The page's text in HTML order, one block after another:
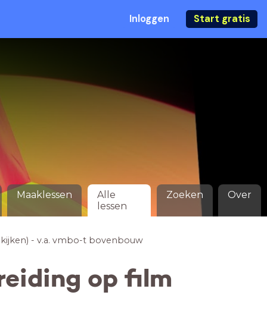
Inloggen Start gratis
Maaklessen
Alle
lessen
Zoeken Over
- v.a. vmbo-t bovenbouw
op film